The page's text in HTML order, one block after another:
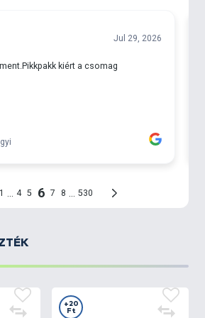
Egy tégelyben nem 10, hanem
Ezek közül 8 db normál
8 db pedig a megnövelt
+20
Ft